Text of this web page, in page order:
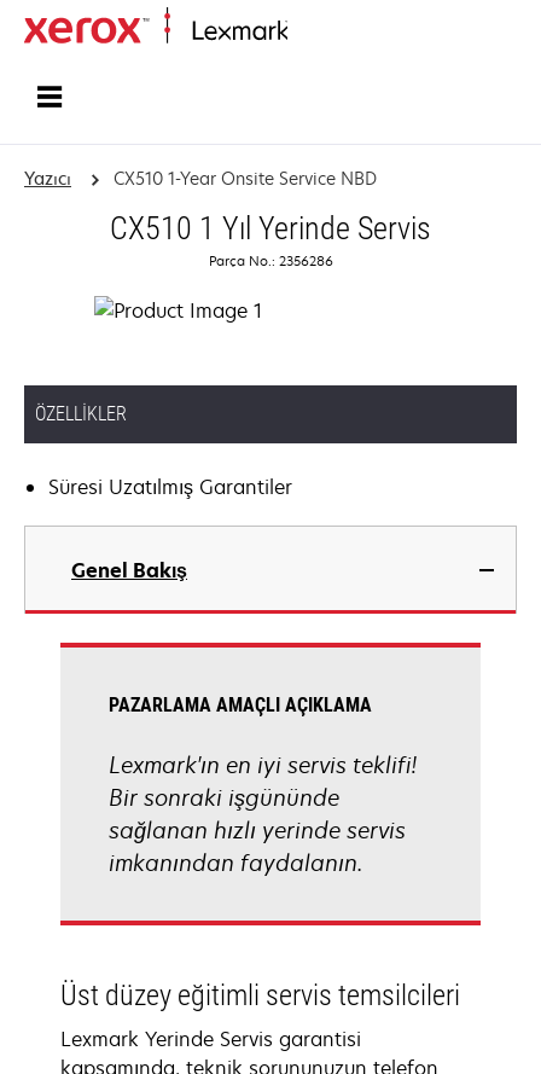
Yazıcı CX510 1-Year Onsite Service NBD
CX510 1 Yıl Yerinde Servis
Parça No.: 2356286
ÖZELLIKLER
Süresi Uzatılmış Garantiler
Genel Bakış
PAZARLAMA AMAÇLI AÇIKLAMA
Lexmark'ın en iyi servis teklifi!
Bir sonraki işgününde
sağlanan hızlı yerinde servis
imkanından faydalanın.
Üst düzey eğitimli servis temsilcileri
Lexmark Yerinde Servis garantisi
kapsamında, teknik sorununuzun telefon